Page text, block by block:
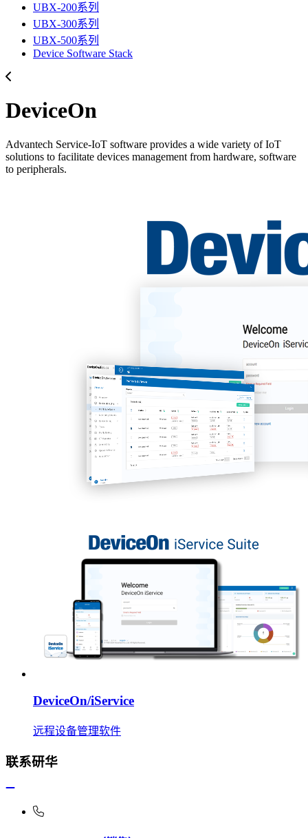
UBX-200系列
UBX-300系列
UBX-500系列
Device Software Stack
DeviceOn
Advantech Service-IoT software provides a wide variety of IoT
solutions to facilitate devices management from hardware, software
to peripherals.
DeviceOn/iService
远程设备管理软件
联系研华